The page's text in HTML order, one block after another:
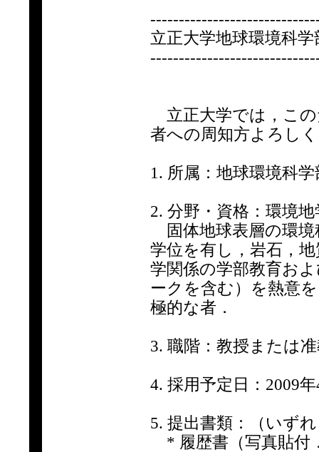
立正大学地球環境科
立正大学では，この
者への周知方よろし
1. 所属：地球環境科
2. 分野・資格：環境地
固体地球表層の環境
学位を有し，岩石，
学関係の学部教育お
ークを含む）を熱意
極的な者．
3. 職階：教授または
4. 採用予定日：2009
5. 提出書類：（いず
* 履歴書（写真貼付